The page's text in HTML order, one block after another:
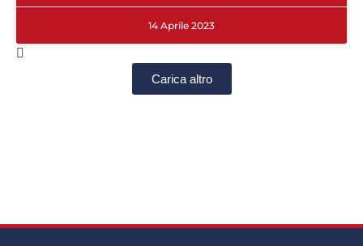
14 Aprile 2023
Carica altro